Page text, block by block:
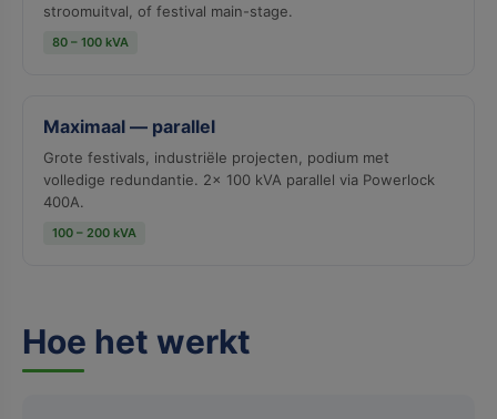
stroomuitval, of festival main-stage.
80 – 100 kVA
Maximaal — parallel
Grote festivals, industriële projecten, podium met
volledige redundantie. 2× 100 kVA parallel via Powerlock
400A.
100 – 200 kVA
Hoe het werkt